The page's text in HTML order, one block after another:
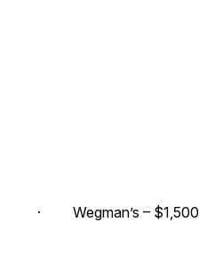
· Wegman’s – $1,500